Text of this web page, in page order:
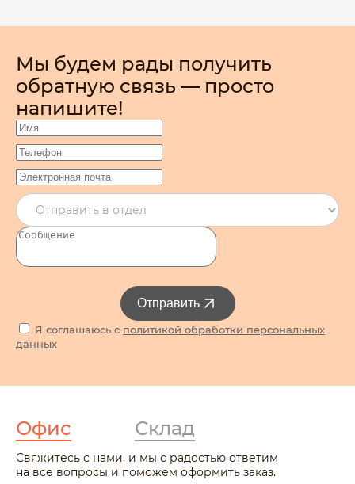
Мы будем рады получить
обратную связь — просто
напишите!
Я соглашаюсь с политикой обработки персональных
данных
Отправить
Офис Склад
Свяжитесь с нами, и мы с радостью ответим
на все вопросы и поможем оформить заказ.